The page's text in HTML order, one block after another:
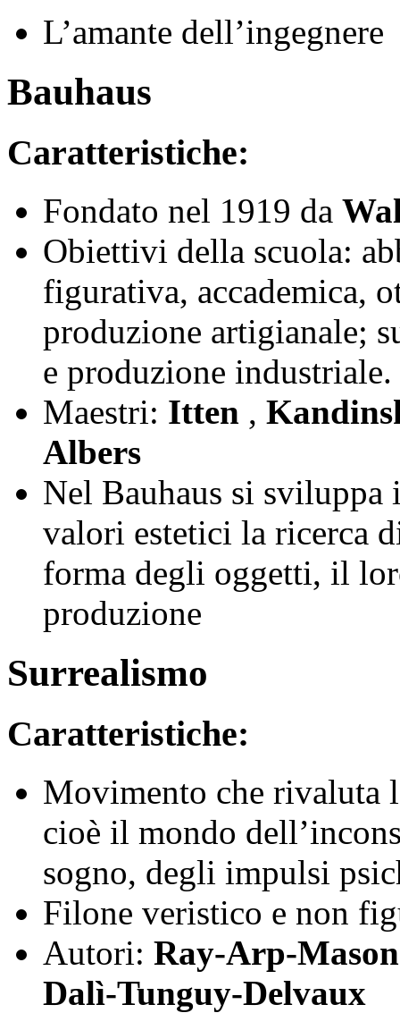
L’amante dell’ingegnere
Bauhaus
Caratteristiche:
Fondato nel 1919 da
Obiettivi della scuola:
figurativa, accademica,
produzione artigianale;
e produzione industriale.
Maestri: Itten ,
Albers
Nel Bauhaus si sviluppa
valori estetici la ricerca
forma degli oggetti, il
produzione
Surrealismo
Caratteristiche:
Movimento che rivaluta
cioè il mondo
sogno, degli impulsi
Filone veristico e non
Autori: Ray-Arp-
Dalì-Tunguy-Delvaux